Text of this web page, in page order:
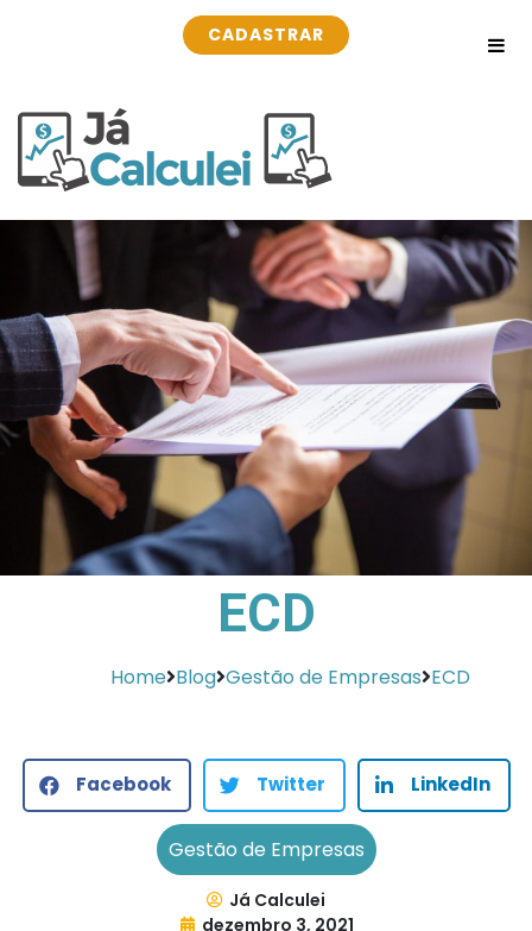
CADASTRAR
ECD
Home Blog Gestão de Empresas ECD
Facebook Twitter LinkedIn
Gestão de Empresas
Já Calculei
dezembro 3, 2021